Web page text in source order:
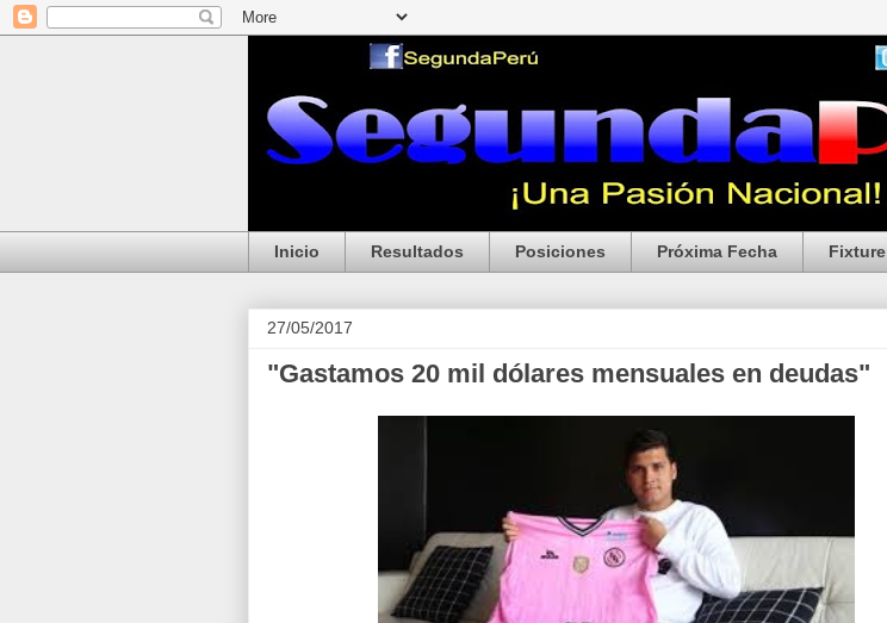
Inicio Resultados Posiciones Próxima Fecha Fixture
27/05/2017
"Gastamos 20 mil dólares mensuales en deudas"